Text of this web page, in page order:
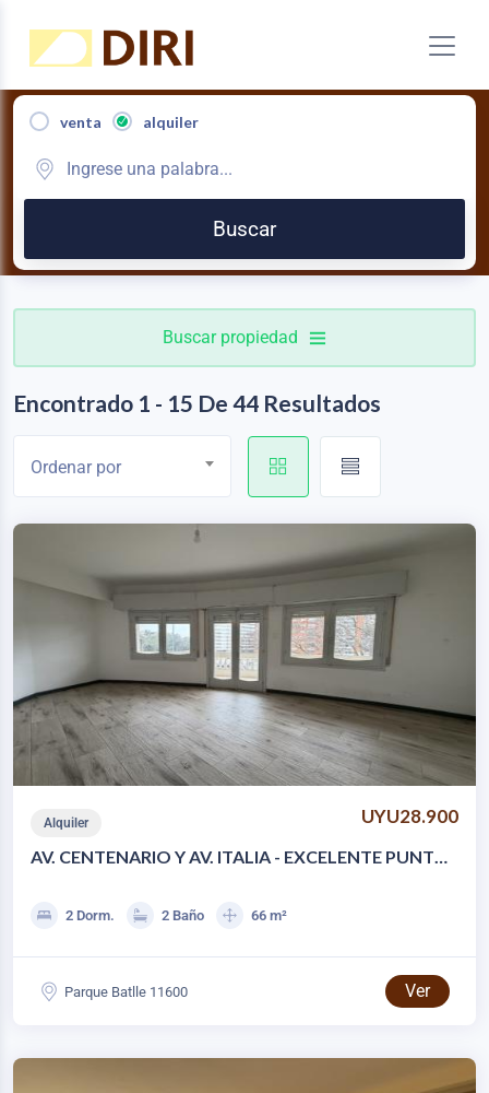
venta alquiler
Buscar
Buscar propiedad
Encontrado 1 - 15 De 44 Resultados
Ordenar por
Alquiler UYU28.900
AV. CENTENARIO Y AV. ITALIA - EXCELENTE PUNTO!
2 Dorm. 2 Baño 66 m²
Parque Batlle 11600 Ver